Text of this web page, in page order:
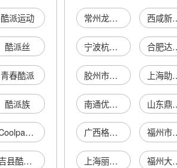
酷派运动
酷派丝
青春酷派
酷派族
Coolpad Global Limited
吉县酷派鞋店
常州龙泽洗涤有限公司 西咸新区沣西新
宁波杭州湾新区联大废旧金属回收有限公司 合肥达
胶州市立义烟酒经营部 上海助裕
南通优赞集贸易有限公司 山东鼎泽
广西格满电子商务有限公司 福州市台江
上海丽渔环境服务有限公司 福州大闽